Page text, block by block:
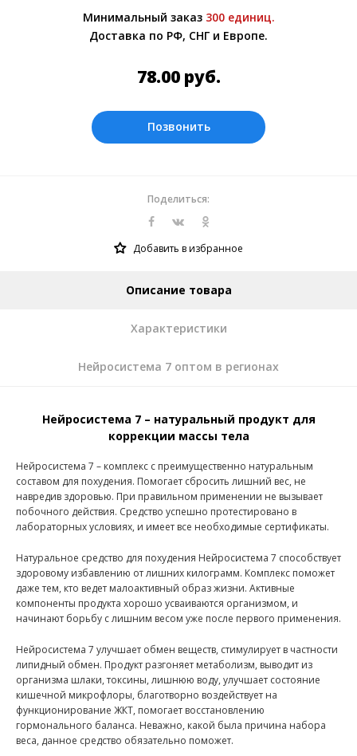
склада в Москве. Более подробно при
обсуждении заказа с менеджером.
Минимальный заказ 300 единиц.
Доставка по РФ, СНГ и Европе.
78.00 руб.
Позвонить
Поделиться:
Добавить в избранное
Описание товара
Характеристики
Нейросистема 7 оптом в регионах
Нейросистема 7 – натуральный продукт для
коррекции массы тела
Нейросистема 7 – комплекс с преимущественно натуральным
составом для похудения. Помогает сбросить лишний вес, не
навредив здоровью. При правильном применении не вызывает
побочного действия. Средство успешно протестировано в
лабораторных условиях, и имеет все необходимые сертификаты.
Натуральное средство для похудения Нейросистема 7 способствует
здоровому избавлению от лишних килограмм. Комплекс поможет
даже тем, кто ведет малоактивный образ жизни. Активные
компоненты продукта хорошо усваиваются организмом, и
начинают борьбу с лишним весом уже после первого применения.
Нейросистема 7 улучшает обмен веществ, стимулирует в частности
липидный обмен. Продукт разгоняет метаболизм, выводит из
организма шлаки, токсины, лишнюю воду, улучшает состояние
кишечной микрофлоры, благотворно воздействует на
функционирование ЖКТ, помогает восстановлению
гормонального баланса. Неважно, какой была причина набора
веса, данное средство обязательно поможет.